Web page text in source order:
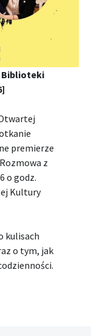
Biblioteki
premierze
z
o godz.
Kultury
kulisach
o tym, jak